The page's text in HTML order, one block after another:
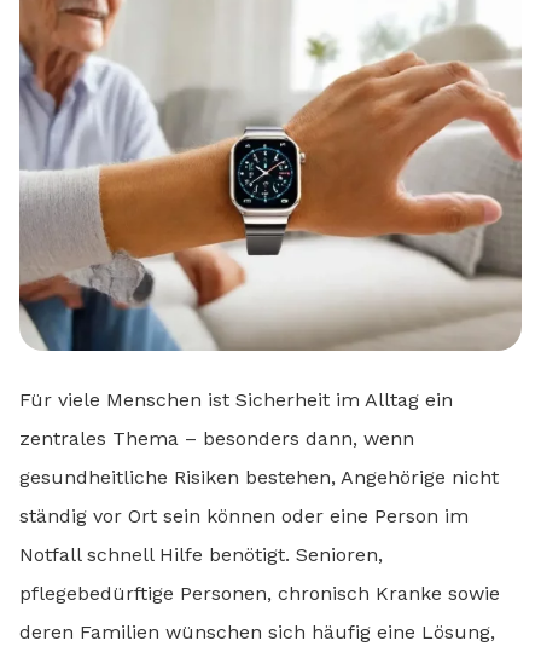
Für viele Menschen ist Sicherheit im Alltag ein
zentrales Thema – besonders dann, wenn
gesundheitliche Risiken bestehen, Angehörige nicht
ständig vor Ort sein können oder eine Person im
Notfall schnell Hilfe benötigt. Senioren,
pflegebedürftige Personen, chronisch Kranke sowie
deren Familien wünschen sich häufig eine Lösung,